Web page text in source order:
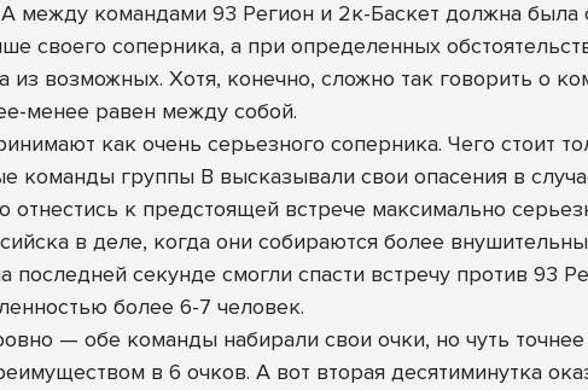
между командами 93 Регион и 2к-Баскет должна была
своего соперника, а при определенных
возможных. Хотя, конечно, сложно так говорить о
менее равен между собой.
как очень серьезного соперника. Чего стоит
группы B высказывали свои опасения в
отнестись к предстоящей встрече максимально
в деле, когда они собираются более
секунде смогли спасти встречу против 93
более 6-7 человек.
— обе команды набирали свои очки, но чуть
в 6 очков. А вот вторая десятиминутка